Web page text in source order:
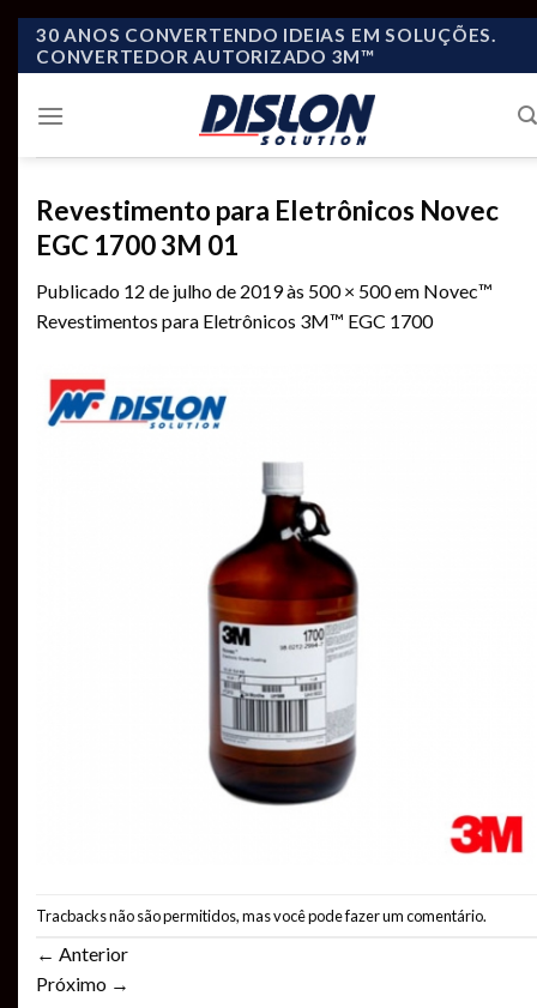
Skip
30 ANOS CONVERTENDO IDEIAS EM SOLUÇÕES.
CONVERTEDOR AUTORIZADO 3M™
Revestimento para Eletrônicos Novec
EGC 1700 3M 01
Publicado 12 de julho de 2019às 500 × 500em Novec™
Revestimentos para Eletrônicos 3M™ EGC 1700
Tracbacks não são permitidos, mas você podefazer um comentário.
← Anterior
Próximo →